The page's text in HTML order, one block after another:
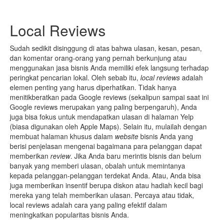
Local Reviews
Sudah sedikit disinggung di atas bahwa ulasan, kesan, pesan,
dan komentar orang-orang yang pernah berkunjung atau
menggunakan jasa bisnis Anda memiliki efek langsung terhadap
peringkat pencarian lokal. Oleh sebab itu, local reviews adalah
elemen penting yang harus diperhatikan. Tidak hanya
menitikberatkan pada Google reviews (sekalipun sampai saat ini
Google reviews merupakan yang paling berpengaruh), Anda
juga bisa fokus untuk mendapatkan ulasan di halaman Yelp
(biasa digunakan oleh Apple Maps). Selain itu, mulailah dengan
membuat halaman khusus dalam website­ bisnis Anda yang
berisi penjelasan mengenai bagaimana para pelanggan dapat
memberikan review. Jika Anda baru merintis bisnis dan belum
banyak yang memberi ulasan, obalah untuk memintanya
kepada pelanggan-pelanggan terdekat Anda. Atau, Anda bisa
juga memberikan insentif berupa diskon atau hadiah kecil bagi
mereka yang telah memberikan ulasan. Percaya atau tidak,
local reviews adalah cara yang paling efektif dalam
meningkatkan popularitas bisnis Anda.